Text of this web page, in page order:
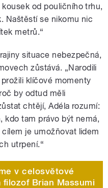
od pouličního trhu,
Naštěstí se nikomu nic
metrů.“
situace nebezpečná,
zůstává. „Narodili
klíčové momenty
by odtud měli
chtějí, Adéla rozumí:
kdo tam právo být nemá,
je umožňovat lidem
utrpení.“
v celosvětové
Brian Massumi